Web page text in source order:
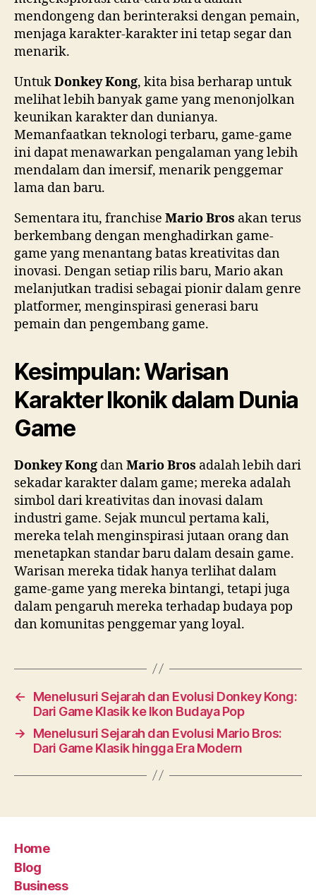
mendongeng dan berinteraksi dengan pemain,
menjaga karakter-karakter ini tetap segar dan
menarik.
UntukDonkey Kong, kita bisa berharap untuk
melihat lebih banyak game yang menonjolkan
keunikan karakter dan dunianya.
Memanfaatkan teknologi terbaru, game-game
ini dapat menawarkan pengalaman yang lebih
mendalam dan imersif, menarik penggemar
lama dan baru.
Sementara itu, franchise Mario Bros akan terus
berkembang dengan menghadirkan game-
game yang menantang batas kreativitas dan
inovasi. Dengan setiap rilis baru, Mario akan
melanjutkan tradisi sebagai pionir dalam genre
platformer, menginspirasi generasi baru
pemain dan pengembang game.
Kesimpulan: Warisan
Karakter Ikonik dalam Dunia
Game
Donkey Kong danMario Bros adalah lebih dari
sekadar karakter dalam game; mereka adalah
simbol dari kreativitas dan inovasi dalam
industri game. Sejak muncul pertama kali,
mereka telah menginspirasi jutaan orang dan
menetapkan standar baru dalam desain game.
Warisan mereka tidak hanya terlihat dalam
game-game yang mereka bintangi, tetapi juga
dalam pengaruh mereka terhadap budaya pop
dan komunitas penggemar yang loyal.
←
Menelusuri Sejarah dan Evolusi Donkey Kong:
Dari Game Klasik ke Ikon Budaya Pop
→
Menelusuri Sejarah dan Evolusi Mario Bros:
Dari Game Klasik hingga Era Modern
Home
Blog
Business